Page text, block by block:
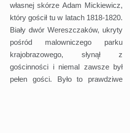
własnej skórze Adam Mickiewicz,
który gościł tu w latach 1818-1820.
Biały dwór Wereszczaków, ukryty
pośród malowniczego parku
krajobrazowego, słynął z
gościnności i niemal zawsze był
pełen gości. Było to prawdziwe